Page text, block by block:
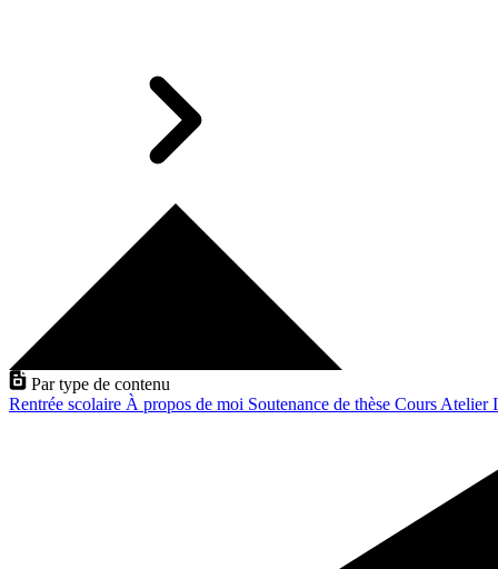
Par type de contenu
Rentrée scolaire À propos de moi Soutenance de thèse Cours Atelier